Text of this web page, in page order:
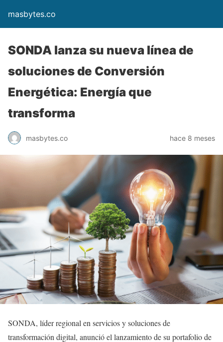
masbytes.co
SONDA lanza su nueva línea de
soluciones de Conversión
Energética: Energía que
transforma
masbytes.co hace 8 meses
SONDA, líder regional en servicios y soluciones de
transformación digital, anunció el lanzamiento de su portafolio de